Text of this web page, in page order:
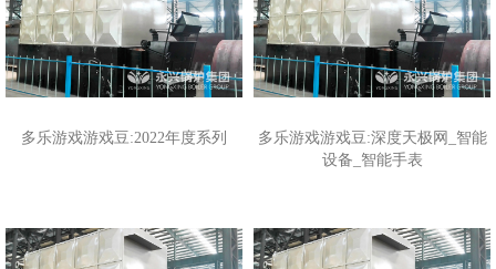
多乐游戏游戏豆:2022年度系列
多乐游戏游戏豆:深度天极网_智能
设备_智能手表